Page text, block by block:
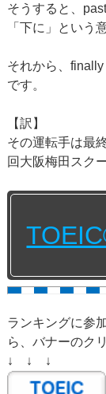
そうすると、
「下に」という
それから、
です。
【訳】
その運転手は最
回大阪梅田スク
ランキングに参
ら、バナーのク
↓ ↓ ↓